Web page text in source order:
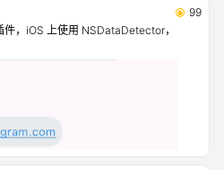
99
，iOS 上使用 NSDataDetector，